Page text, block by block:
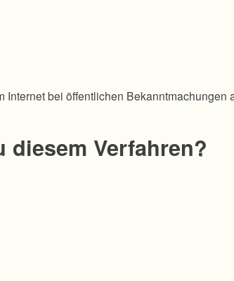
bei öffentlichen Bekanntmachungen
diesem Verfahren?